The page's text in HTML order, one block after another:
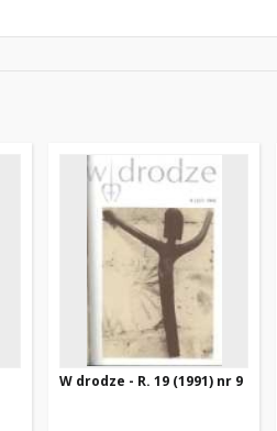
W drodze - R. 19 (1991) nr 9